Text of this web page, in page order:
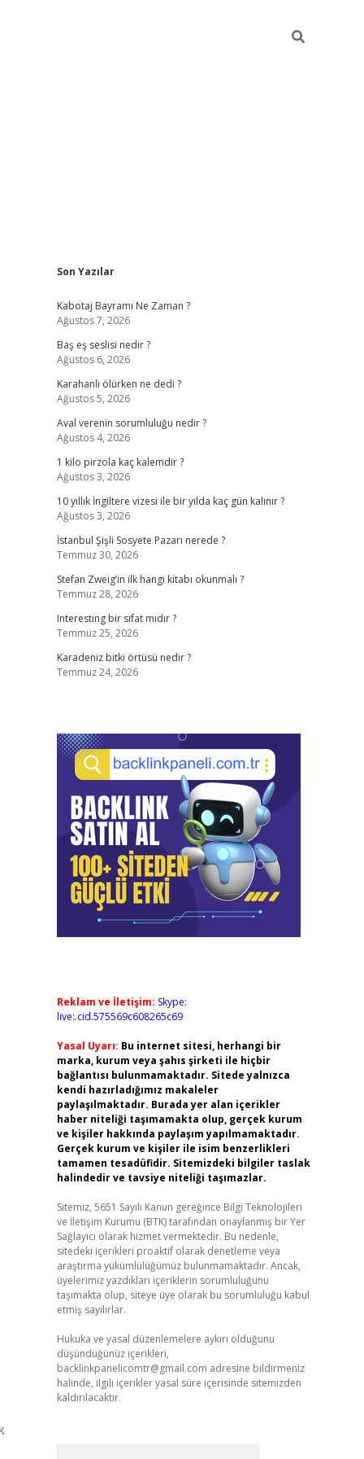
Sidebar
Son Yazılar
Kabotaj Bayramı Ne Zaman ?
Ağustos 7, 2026
Baş eş seslisi nedir ?
Ağustos 6, 2026
Karahanlı ölürken ne dedi ?
Ağustos 5, 2026
Aval verenin sorumluluğu nedir ?
Ağustos 4, 2026
1 kilo pirzola kaç kalemdir ?
Ağustos 3, 2026
10 yıllık İngiltere vizesi ile bir yılda kaç gün kalınır ?
Ağustos 3, 2026
İstanbul Şişli Sosyete Pazarı nerede ?
Temmuz 30, 2026
Stefan Zweig’in ilk hangi kitabı okunmalı ?
Temmuz 28, 2026
Interesting bir sıfat mıdır ?
Temmuz 25, 2026
Karadeniz bitki örtüsü nedir ?
Temmuz 24, 2026
Reklam ve İletişim: Skype:
live:.cid.575569c608265c69
Yasal Uyarı: Bu internet sitesi, herhangi bir
marka, kurum veya şahıs şirketi ile hiçbir
bağlantısı bulunmamaktadır. Sitede yalnızca
kendi hazırladığımız makaleler
paylaşılmaktadır. Burada yer alan içerikler
haber niteliği taşımamakta olup, gerçek kurum
ve kişiler hakkında paylaşım yapılmamaktadır.
Gerçek kurum ve kişiler ile isim benzerlikleri
tamamen tesadüfidir. Sitemizdeki bilgiler taslak
halindedir ve tavsiye niteliği taşımazlar.
Sitemiz, 5651 Sayılı Kanun gereğince Bilgi Teknolojileri
ve İletişim Kurumu (BTK) tarafından onaylanmış bir Yer
Sağlayıcı olarak hizmet vermektedir. Bu nedenle,
sitedeki içerikleri proaktif olarak denetleme veya
araştırma yükümlülüğümüz bulunmamaktadır. Ancak,
üyelerimiz yazdıkları içeriklerin sorumluluğunu
taşımakta olup, siteye üye olarak bu sorumluluğu kabul
etmiş sayılırlar.
Hukuka ve yasal düzenlemelere aykırı olduğunu
düşündüğünüz içerikleri,
backlinkpanelicomtr@gmail.com adresine bildirmeniz
halinde, ilgili içerikler yasal süre içerisinde sitemizden
kaldırılacaktır.